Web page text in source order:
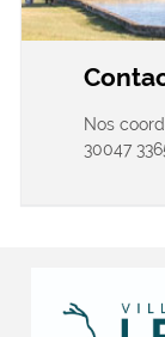
Nos
30047